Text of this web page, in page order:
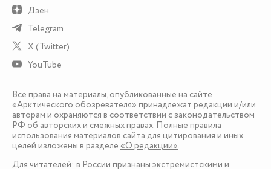
Дзен
Telegram
X (Twitter)
YouTube
Все права на материалы, опубликованные на сайте
«Арктического обозревателя» принадлежат редакции и/или
авторам и охраняются в соответствии с законодательством
РФ об авторских и смежных правах. Полные правила
использования материалов сайта для цитирования и иных
целей изложены в разделе «О редакции».
Для читателей: в России признаны экстремистскими и